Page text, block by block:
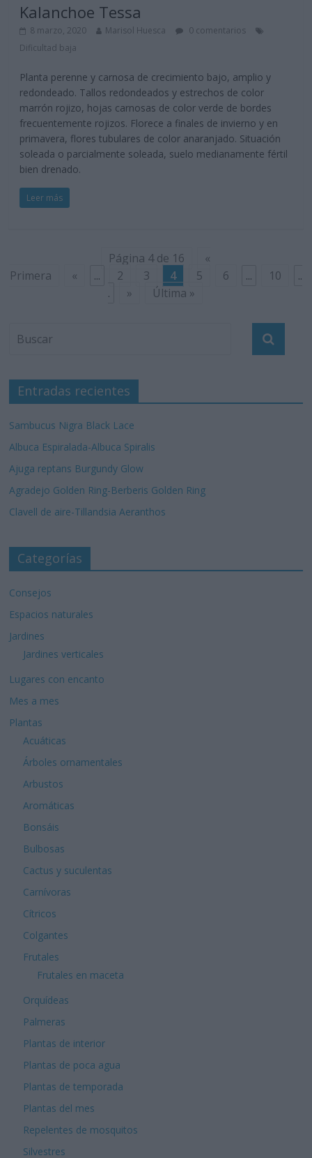
Kalanchoe Tessa
8 marzo, 2020 Marisol Huesca
0 comentarios
Dificultad baja
Planta perenne y carnosa de crecimiento bajo, amplio y
redondeado. Tallos redondeados y estrechos de color
marrón rojizo, hojas carnosas de color verde de bordes
frecuentemente rojizos. Florece a finales de invierno y en
primavera, flores tubulares de color anaranjado. Situación
soleada o parcialmente soleada, suelo medianamente fértil
bien drenado.
Leer más
Página 4 de 16
«
Primera
« ... 2 3 4 5 6 ... 10
..
.
» Última »
Entradas recientes
Sambucus Nigra Black Lace
Albuca Espiralada-Albuca Spiralis
Ajuga reptans Burgundy Glow
Agradejo Golden Ring-Berberis Golden Ring
Clavell de aire-Tillandsia Aeranthos
Categorías
Consejos
Espacios naturales
Jardines
Jardines verticales
Lugares con encanto
Mes a mes
Plantas
Acuáticas
Árboles ornamentales
Arbustos
Aromáticas
Bonsáis
Bulbosas
Cactus y suculentas
Carnívoras
Cítricos
Colgantes
Frutales
Frutales en maceta
Orquídeas
Palmeras
Plantas de interior
Plantas de poca agua
Plantas de temporada
Plantas del mes
Repelentes de mosquitos
Silvestres